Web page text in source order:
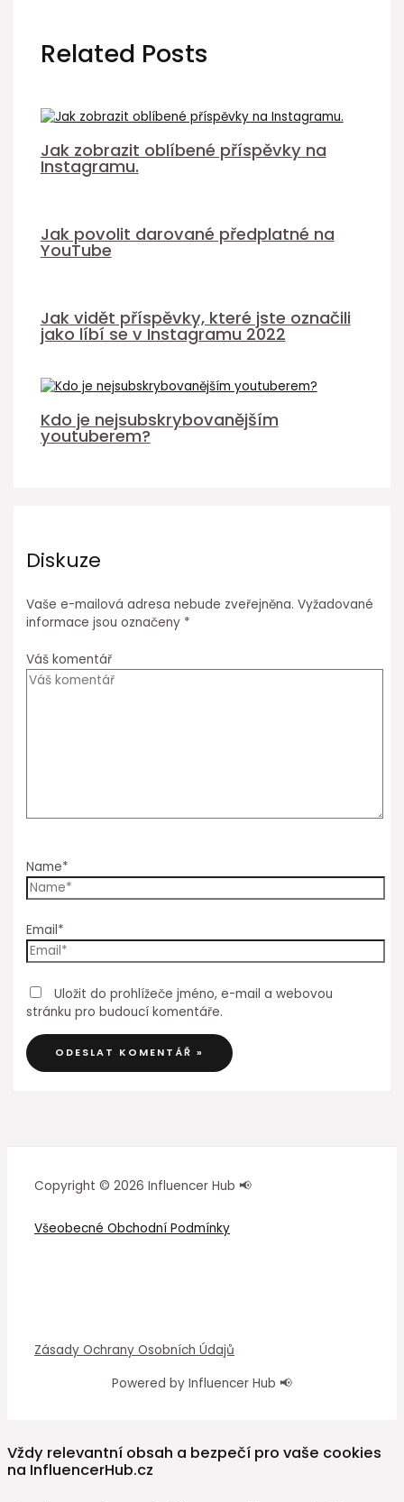
Related Posts
Jak zobrazit oblíbené příspěvky na
Instagramu.
Jak povolit darované předplatné na
YouTube
Jak vidět příspěvky, které jste označili
jako líbí se v Instagramu 2022
Kdo je nejsubskrybovanějším
youtuberem?
Diskuze
Vaše e-mailová adresa nebude zveřejněna. Vyžadované
informace jsou označeny *
Váš komentář
Name*
Email*
Uložit do prohlížeče jméno, e-mail a webovou
stránku pro budoucí komentáře.
Copyright © 2026 Influencer Hub 📢
Všeobecné Obchodní Podmínky
Zásady Ochrany Osobních Údajů
Powered by Influencer Hub 📢
Vždy relevantní obsah a bezpečí pro vaše cookies
na InfluencerHub.cz